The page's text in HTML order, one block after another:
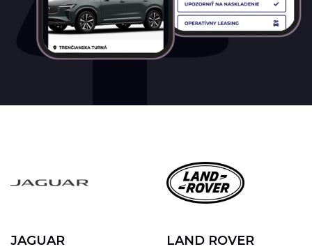
JAGUAR LAND ROVER